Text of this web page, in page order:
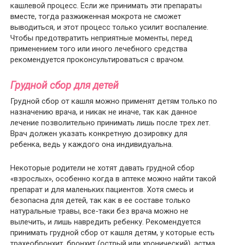
кашлевой процесс. Если же принимать эти препараты
вместе, тогда разжиженная мокрота не сможет
выводиться, и этот процесс только усилит воспаление.
Чтобы предотвратить неприятные моменты, перед
применением того или иного лечебного средства
рекомендуется проконсультироваться с врачом.
Грудной сбор для детей
Грудной сбор от кашля можно применят детям только по
назначению врача, и никак не иначе, так как данное
лечение позволительно принимать лишь после трех лет.
Врач должен указать конкретную дозировку для
ребенка, ведь у каждого она индивидуальна.
Некоторые родители не хотят давать грудной сбор
«взрослых», особенно когда в аптеке можно найти такой
препарат и для маленьких пациентов. Хотя смесь и
безопасна для детей, так как в ее составе только
натуральные травы, все-таки без врача можно не
вылечить, и лишь навредить ребенку. Рекомендуется
принимать грудной сбор от кашля детям, у которые есть